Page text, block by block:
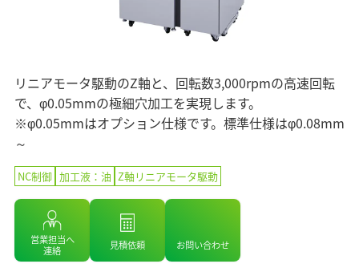
情報メディア
採用情報
Global
モーション
コアテクノロジー
用語集
スクール・講習会
サステナビリティへの取り組み
ステークホルダーエンゲージメント
SDGsへの取り組み
社外イニシアチブとの連携
社会への取り組み
ガバナンス
業績・財務情報
株式・株主情報
個人投資家の皆様へ
よくあるご質問
IRカレンダー
IRニュース
ソディックのPURPOSE、MISSION、
VISION、VALUE
基本理念
ソディックの創造力
会社概要・地図
組織図
営業・サービス拠点
リニアモータ駆動のZ軸と、回転数3,000rpmの高速回転
で、φ0.05mmの極細穴加工を実現します。
※φ0.05mmはオプション仕様です。標準仕様はφ0.08mm
～
NC制御 加工液：油 Z軸リニアモータ駆動
営業担当へ
連絡
見積依頼 お問い合わせ